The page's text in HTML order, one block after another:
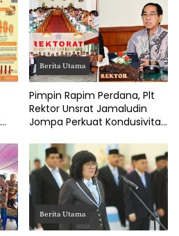
Berita Utama
Pimpin Rapim Perdana, Plt
Rektor Unsrat Jamaludin
Jompa Perkuat Kondusivitas
Berita Utama